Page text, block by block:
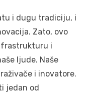
i dugu tradiciju, i
Zato, ovo
i
ljude. Naše
i inovatore.
jedan od